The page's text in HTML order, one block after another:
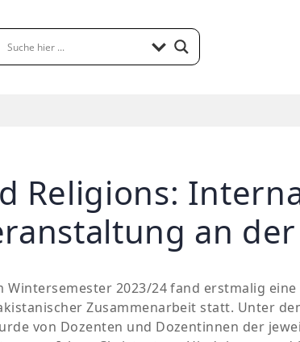
Religions:
an
Wintersemester 2023/24 fand erstmalig
Zusammenarbeit statt. Unter
von Dozenten und Dozentinnen der